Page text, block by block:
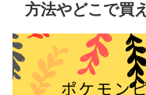
方法やどこで買